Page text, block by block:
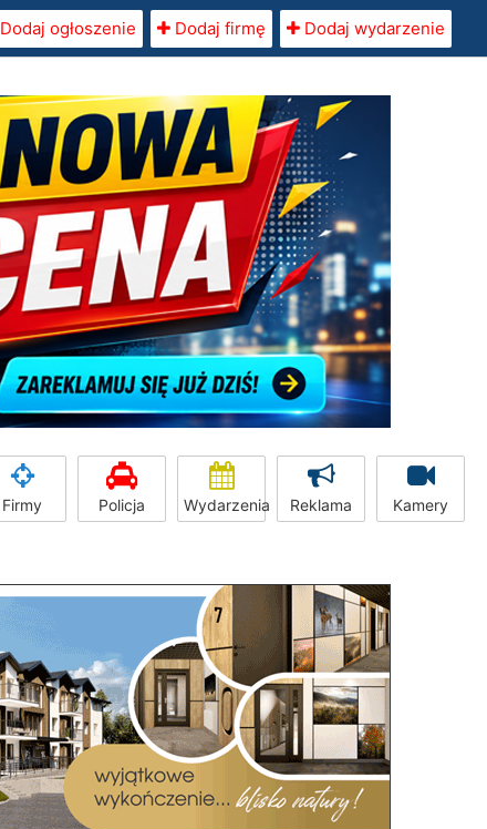
Dodaj ogłoszenie Dodaj firmę Dodaj wydarzenie
Firmy Policja Wydarzenia Reklama Kamery